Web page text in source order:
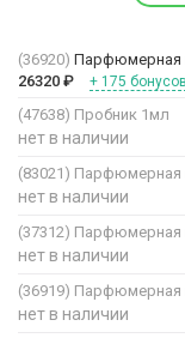
(36920) Парфюмерная
26320 ₽ + 175 бонусов
(47638) Пробник 1мл
нет в наличии
(83021) Парфюмерная
нет в наличии
(37312) Парфюмерная
нет в наличии
(36919) Парфюмерная
нет в наличии